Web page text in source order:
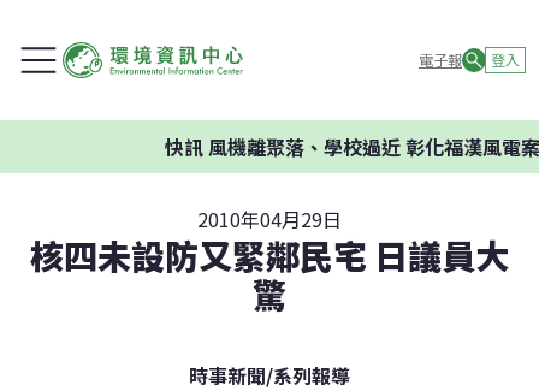
電子報 登入
風機離聚落、學校過近 彰化福漢風電案環委
2010年04月29日
核四未設防又緊鄰民宅 日議員大
驚
時事新聞/系列報導